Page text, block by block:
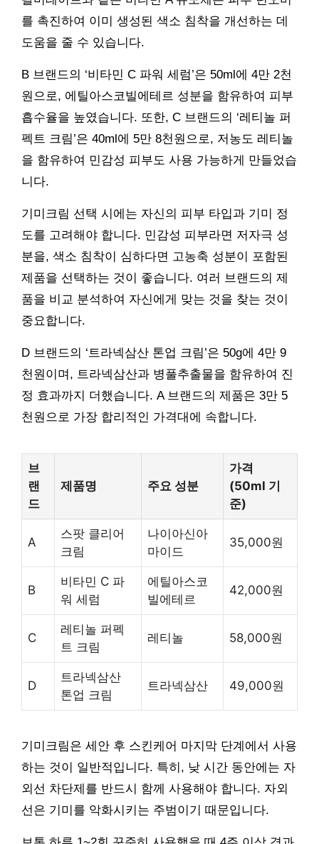
를 촉진하여 이미 생성된 색소 침착을 개선하는 데
도움을 줄 수 있습니다.
B 브랜드의 ‘비타민 C 파워 세럼’은 50ml에 4만 2천
원으로, 에틸아스코빌에테르 성분을 함유하여 피부
흡수율을 높였습니다. 또한, C 브랜드의 ‘레티놀 퍼
펙트 크림’은 40ml에 5만 8천원으로, 저농도 레티놀
을 함유하여 민감성 피부도 사용 가능하게 만들었습
니다.
기미크림 선택 시에는 자신의 피부 타입과 기미 정
도를 고려해야 합니다. 민감성 피부라면 저자극 성
분을, 색소 침착이 심하다면 고농축 성분이 포함된
제품을 선택하는 것이 좋습니다. 여러 브랜드의 제
품을 비교 분석하여 자신에게 맞는 것을 찾는 것이
중요합니다.
D 브랜드의 ‘트라넥삼산 톤업 크림’은 50g에 4만 9
천원이며, 트라넥삼산과 병풀추출물을 함유하여 진
정 효과까지 더했습니다. A 브랜드의 제품은 3만 5
천원으로 가장 합리적인 가격대에 속합니다.
브
랜
드
제품명 주요 성분
가격
(50ml 기
준)
A
스팟 클리어
크림
나이아신아
마이드
35,000원
B
비타민 C 파
워 세럼
에틸아스코
빌에테르
42,000원
C
레티놀 퍼펙
트 크림
레티놀 58,000원
D
트라넥삼산
톤업 크림
트라넥삼산 49,000원
기미크림은 세안 후 스킨케어 마지막 단계에서 사용
하는 것이 일반적입니다. 특히, 낮 시간 동안에는 자
외선 차단제를 반드시 함께 사용해야 합니다. 자외
선은 기미를 악화시키는 주범이기 때문입니다.